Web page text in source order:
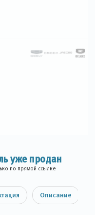
уже продан
по прямой ссылке
Описание